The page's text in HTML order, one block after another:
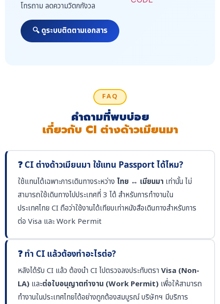
โทรถาม ลดความวิตกกังวล
🔍 ดูระบบติดตามเอกสาร
FAQ
คำถามที่พบบ่อย
เกี่ยวกับ CI ต่างด้าวเมียนมา
❓ CI ต่างด้าวเมียนมา ใช้แทน Passport ได้ไหม?
ใช้แทนได้เฉพาะการเดินทางระหว่าง ไทย ↔ เมียนมา เท่านั้น ไม่
สามารถใช้เดินทางไปประเทศที่ 3 ได้ สำหรับการทำงานใน
ประเทศไทย CI ถือว่าใช้งานได้เทียบเท่าหนังสือเดินทางสำหรับการ
ต่อ Visa และ Work Permit
❓ ทำ CI แล้วต้องทำอะไรต่อ?
หลังได้รับ CI แล้ว ต้องนำ CI ไปตรวจลงประทับตรา Visa (Non-
LA) และต่อใบอนุญาตทำงาน (Work Permit) เพื่อให้สามารถ
ทำงานในประเทศไทยได้อย่างถูกต้องสมบูรณ์ บริษัทฯ มีบริการ